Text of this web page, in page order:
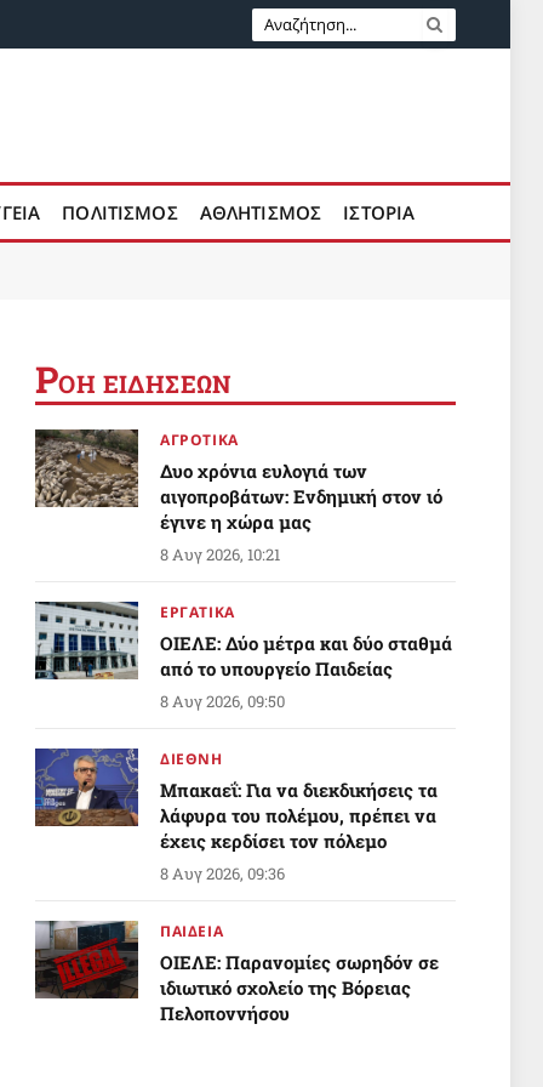
ΠΟΛΙΤΙΣΜΟΣ ΑΘΛΗΤΙΣΜΟΣ ΙΣΤΟΡΙΑ
ΡΟΗ ΕΙΔΗΣΕΩΝ
ΑΓΡΟΤΙΚΑ
Δυο χρόνια ευλογιά των
αιγοπροβάτων: Ενδημική στον ιό
έγινε η χώρα μας
8 Αυγ 2026, 10:21
ΕΡΓΑΤΙΚΑ
ΟΙΕΛΕ: Δύο μέτρα και δύο σταθμά
από το υπουργείο Παιδείας
8 Αυγ 2026, 09:50
ΔΙΕΘΝΗ
Μπακαεΐ: Για να διεκδικήσεις τα
λάφυρα του πολέμου, πρέπει να
έχεις κερδίσει τον πόλεμο
8 Αυγ 2026, 09:36
ΠΑΙΔΕΙΑ
ΟΙΕΛΕ: Παρανομίες σωρηδόν σε
ιδιωτικό σχολείο της Βόρειας
Πελοποννήσου